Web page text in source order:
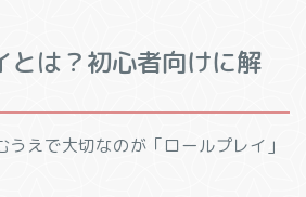
とは？初心者向けに解
えで大切なのが「ロールプレイ」